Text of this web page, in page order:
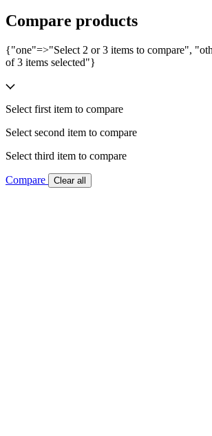
Compare products
{"one"=>"Select 2 or 3 items to compare",
of 3 items selected"}
Select first item to compare
Select second item to compare
Select third item to compare
Compare Clear all